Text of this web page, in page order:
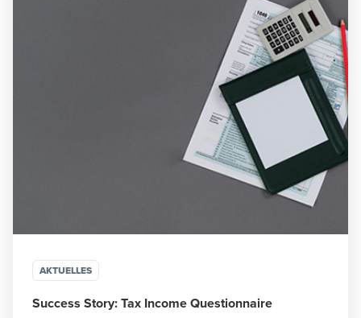
AKTUELLES
Success Story: Tax Income Questionnaire